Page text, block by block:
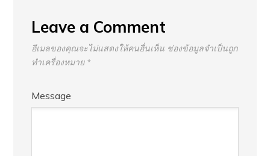
Leave a Comment
อีเมลของคุณจะไม่แสดงให้คนอื่นเห็น ช่องข้อมูลจำเป็นถูก
ทำเครื่องหมาย *
Message